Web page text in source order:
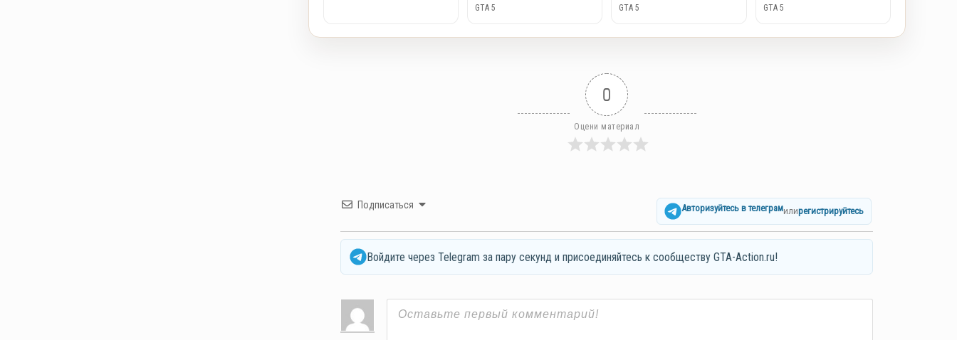
GTA 5 GTA 5 GTA 5
0
Оцени материал
Подписаться Авторизуйтесь в телеграмилирегистрируйтесь
Войдите через Telegram за пару секунд и присоединяйтесь к сообществу GTA-Action.ru!